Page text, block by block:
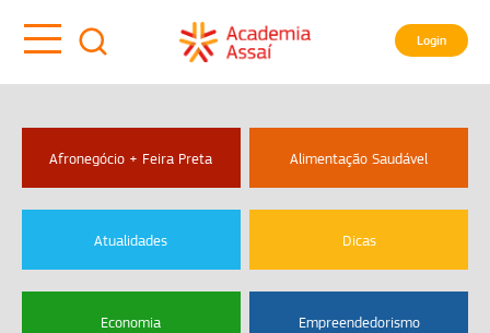
Login
Afronegócio + Feira Preta Alimentação Saudável
Atualidades Dicas
Economia Empreendedorismo